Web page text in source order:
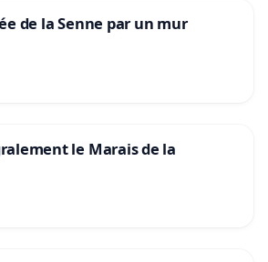
de la Senne par un mur
le Marais de la